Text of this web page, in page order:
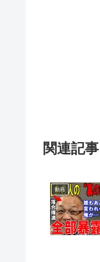
関連記事
動画